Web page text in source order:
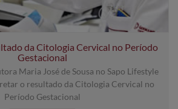
da Citologia Cervical no Período
Gestacional
Maria José de Sousa no Sapo Lifestyle
o resultado da Citologia Cervical no
Período Gestacional